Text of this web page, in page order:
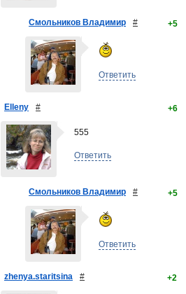
Смольников Владимир # +5
Ответить
Elleny # +6
555
Ответить
Смольников Владимир # +5
Ответить
zhenya.staritsina # +2